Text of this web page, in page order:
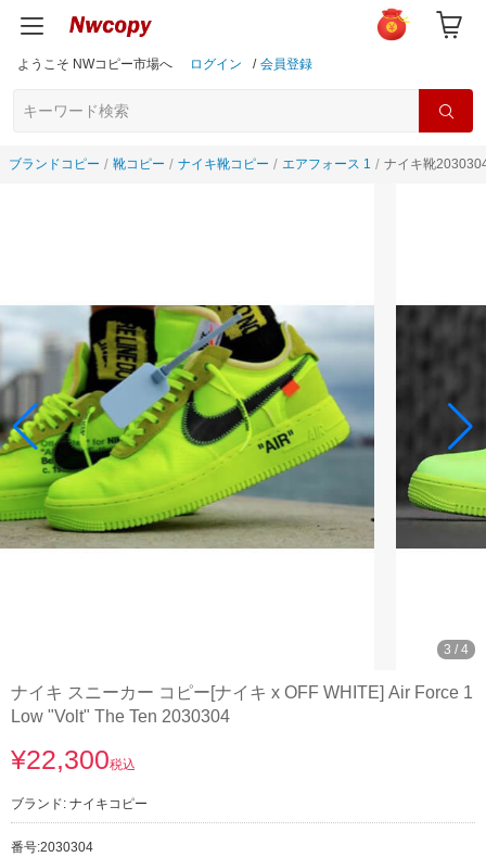
ようこそ NWコピー市場へ ログイン / 会員登録
ブランドコピー 靴コピー ナイキ靴コピー エアフォース 1 ナイキ靴
3 / 4
ナイキ スニーカー コピー[ナイキ x OFF WHITE] Air Force 1
Low "Volt" The Ten 2030304
¥22,300税込
ブランド: ナイキコピー
番号:2030304